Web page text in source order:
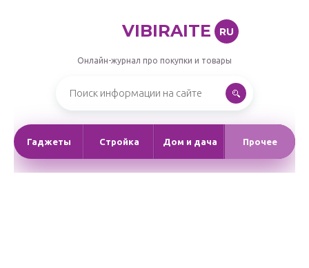
VIBIRAITE RU
Онлайн-журнал про покупки и товары
Гаджеты Стройка Дом и дача Прочее